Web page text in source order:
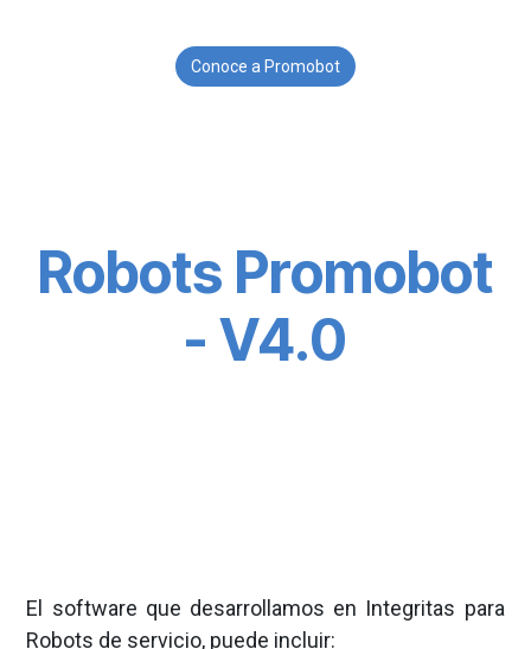
Conoce a Promobot
Robots Promobot
- V4.0
El software que desarrollamos en Integritas para
Robots de servicio, puede incluir: